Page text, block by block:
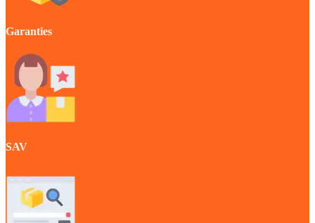
Garanties
SAV